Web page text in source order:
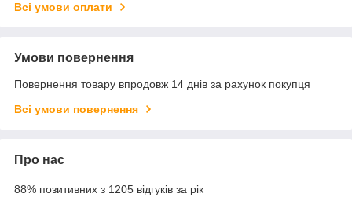
Всі умови оплати
Умови повернення
Повернення товару впродовж 14 днів за рахунок покупця
Всі умови повернення
Про нас
88% позитивних з 1205 відгуків за рік